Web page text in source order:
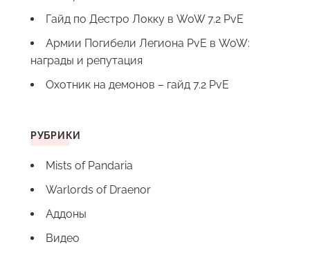
Гайд по Дестро Локку в WoW 7.2 PvE
Армии Погибели Легиона PvE в WoW:
награды и репутация
Охотник на демонов – гайд 7.2 PvE
РУБРИКИ
Mists of Pandaria
Warlords of Draenor
Аддоны
Видео